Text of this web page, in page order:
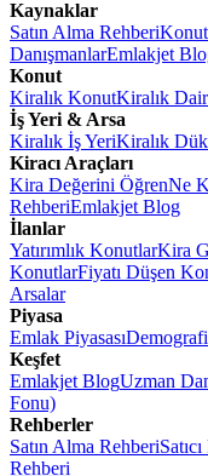
Kaynaklar
Satın Alma Rehberi
DanışmanlarEmlakjet
Konut
Kiralık KonutKiralık
İş Yeri & Arsa
Kiralık İş YeriKiralık
Kiracı Araçları
Kira Değerini ÖğrenNe
RehberiEmlakjet Blog
İlanlar
Yatırımlık KonutlarKira
KonutlarFiyatı Düşen
Arsalar
Piyasa
Emlak Piyasası
Keşfet
Emlakjet BlogUzman
Fonu)
Rehberler
Satın Alma Rehberi
Rehberi